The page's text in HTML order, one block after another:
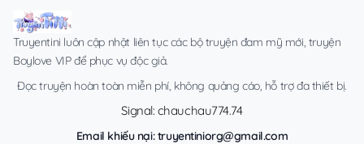
Truyentini luôn cập nhật liên tục các bộ truyện đam mỹ mới, truyện
Boylove VIP để phục vụ độc giả.
Đọc truyện hoàn toàn miễn phí, không quảng cáo, hỗ trợ đa thiết bị.
Signal: chauchau774.74
Email khiếu nại:truyentiniorg@gmail.com